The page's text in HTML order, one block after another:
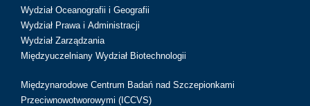
Wydział Oceanografii i Geografii
Wydział Prawa i Administracji
Wydział Zarządzania
Międzyuczelniany Wydział Biotechnologii
Międzynarodowe Centrum Badań nad Szczepionkami
Przeciwnowotworowymi (ICCVS)